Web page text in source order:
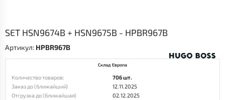
SET HSN9674B + HSN9675B - HPBR967B
Артикул: HPBR967B
Склад Европа
Количество товаров:
706 шт.
Заказ до (ближайший)
12.11.2025
Отгрузка до (ближайшая)
02.12.2025